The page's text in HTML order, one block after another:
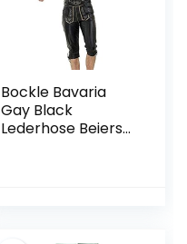
Bockle Bavaria
Gay Black
Lederhose Beierse